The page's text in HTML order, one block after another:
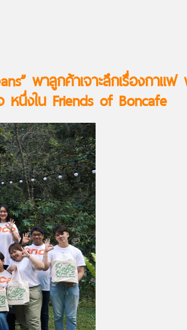
พาลูกค้าเจาะลึกเรื่องกาแ
นึ่งใน Friends of Boncafe